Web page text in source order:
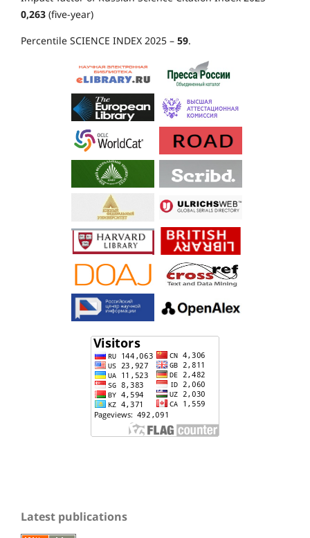
0,263 (five-year)
Percentile SCIENCE INDEX 2025 – 59.
Latest publications